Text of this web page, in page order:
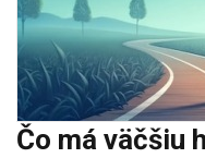
Čo má väčšiu